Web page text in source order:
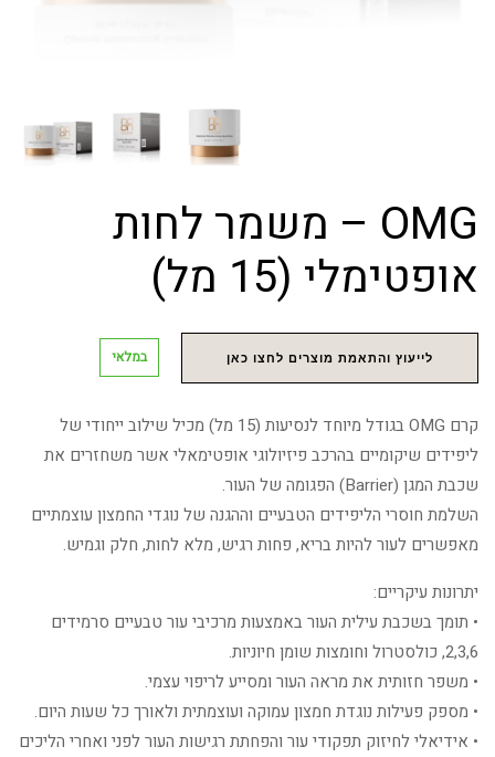
OMG – משמר לחות
אופטימלי (15 מל)
לייעוץ והתאמת מוצרים לחצו כאן במלאי
קרם OMG בגודל מיוחד לנסיעות (15 מל) מכיל שילוב ייחודי של
ליפידים שיקומיים בהרכב פיזיולוגי אופטימאלי אשר משחזרים את
שכבת המגן (Barrier) הפגומה של העור.
השלמת חוסרי הליפידים הטבעיים וההגנה של נוגדי החמצון עוצמתיים
מאפשרים לעור להיות בריא, פחות רגיש, מלא לחות, חלק וגמיש.
יתרונות עיקריים:
• תומך בשכבת עילית העור באמצעות מרכיבי עור טבעיים סרמידים
2,3,6, כולסטרול וחומצות שומן חיוניות.
• משפר חזותית את מראה העור ומסייע לריפוי עצמי.
• מספק פעילות נוגדת חמצון עמוקה ועוצמתית ולאורך כל שעות היום.
• אידיאלי לחיזוק תפקודי עור והפחתת רגישות העור לפני ואחרי הליכים